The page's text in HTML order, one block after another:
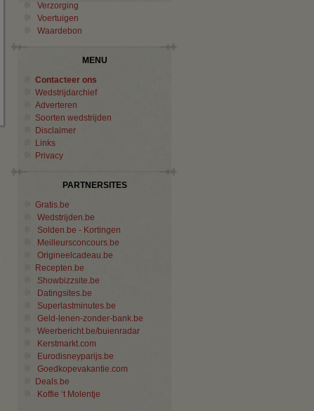
Verzorging
Voertuigen
Waardebon
MENU
Contacteer ons
Wedstrijdarchief
Adverteren
Soorten wedstrijden
Disclaimer
Links
Privacy
PARTNERSITES
Gratis.be
Wedstrijden.be
Solden.be - Kortingen
Meilleursconcours.be
Origineelcadeau.be
Recepten.be
Showbizzsite.be
Datingsites.be
Superlastminutes.be
Geld-lenen-zonder-bank.be
Weerbericht.be/buienradar
Kerstmarkt.com
Eurodisneyparijs.be
Goedkopevakantie.com
Deals.be
Koffie ‘t Molentje